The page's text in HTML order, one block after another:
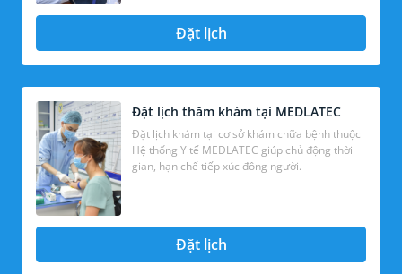
Đặt lịch
Đặt lịch thăm khám tại MEDLATEC
Đặt lịch khám tại cơ sở khám chữa bệnh thuộc
Hệ thống Y tế MEDLATEC giúp chủ động thời
gian, hạn chế tiếp xúc đông người.
Đặt lịch